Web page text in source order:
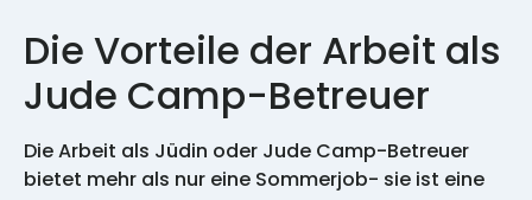
Die Vorteile der Arbeit als
Jude Camp-Betreuer
Die Arbeit als Jüdin oder Jude Camp-Betreuer
bietet mehr als nur eine Sommerjob- sie ist eine